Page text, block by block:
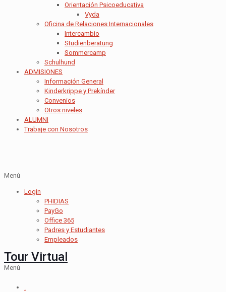
Orientación Psicoeducativa
Vyda
Oficina de Relaciones Internacionales
Intercambio
Studienberatung
Sommercamp
Schulhund
ADMISIONES
Información General
Kinderkrippe y Prekínder
Convenios
Otros niveles
ALUMNI
Trabaje con Nosotros
Menú
Login
PHIDIAS
PayGo
Office 365
Padres y Estudiantes
Empleados
Tour Virtual
Menú
.